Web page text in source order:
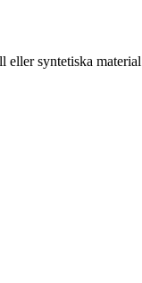
syntetiska